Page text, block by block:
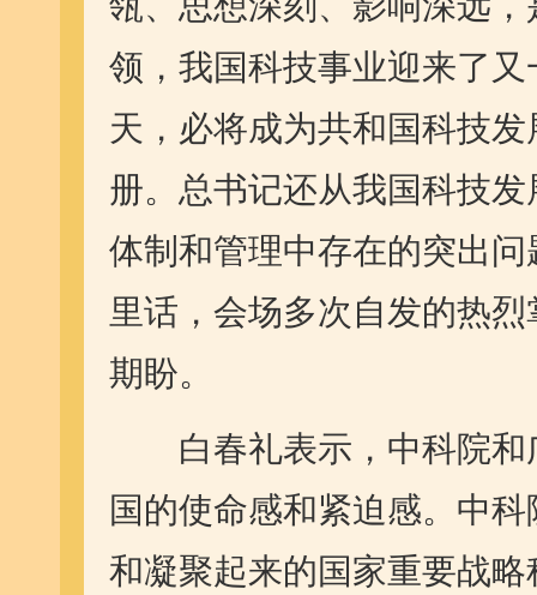
领，我国科技事业迎来了
天，必将成为共和国科技
册。总书记还从我国科技
体制和管理中存在的突出
里话，会场多次自发的热
期盼。
白春礼表示，中科院和
国的使命感和紧迫感。中
和凝聚起来的国家重要战